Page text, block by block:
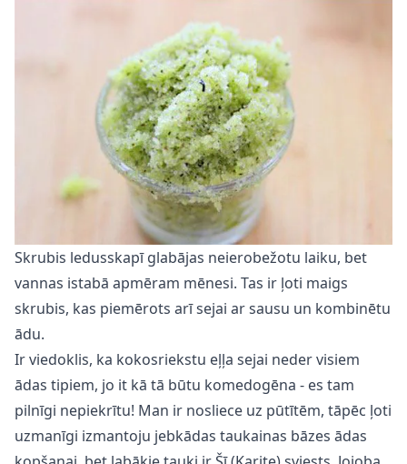
Skrubis ledusskapī glabājas neierobežotu laiku, bet
vannas istabā apmēram mēnesi. Tas ir ļoti maigs
skrubis, kas piemērots arī sejai ar sausu un kombinētu
ādu.
Ir viedoklis, ka kokosriekstu eļļa sejai neder visiem
ādas tipiem, jo it kā tā būtu komedogēna - es tam
pilnīgi nepiekrītu! Man ir nosliece uz pūtītēm, tāpēc ļoti
uzmanīgi izmantoju jebkādas taukainas bāzes ādas